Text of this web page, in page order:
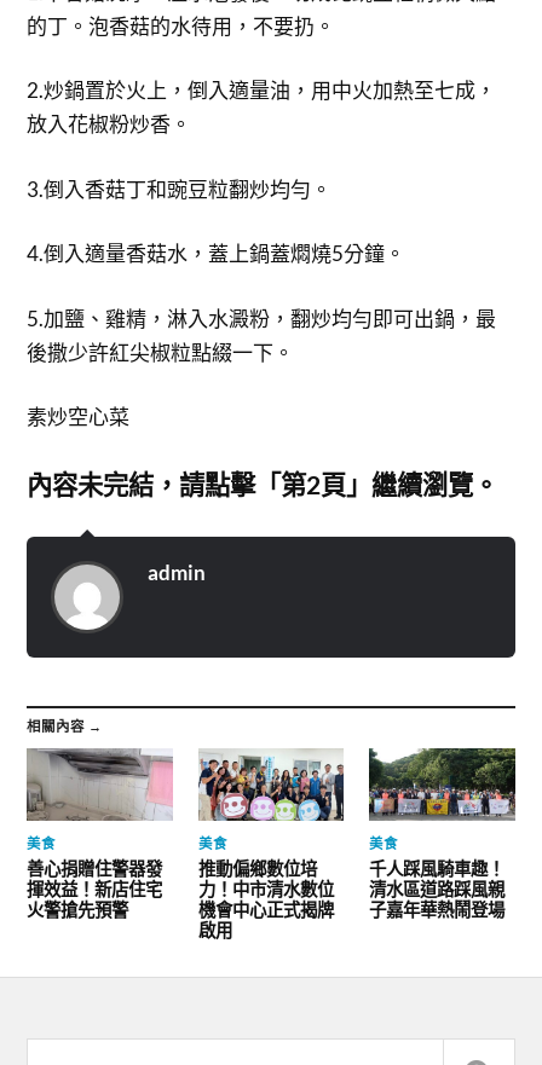
的丁。泡香菇的水待用，不要扔。
2.炒鍋置於火上，倒入適量油，用中火加熱至七成，
放入花椒粉炒香。
3.倒入香菇丁和豌豆粒翻炒均勻。
4.倒入適量香菇水，蓋上鍋蓋燜燒5分鐘。
5.加鹽、雞精，淋入水澱粉，翻炒均勻即可出鍋，最
後撒少許紅尖椒粒點綴一下。
素炒空心菜
內容未完結，請點擊「第2頁」繼續瀏覽。
admin
相關內容 →
美食
善心捐贈住警器發
揮效益！新店住宅
火警搶先預警
美食
推動偏鄉數位培
力！中市清水數位
機會中心正式揭牌
啟用
美食
千人踩風騎車趣！
清水區道路踩風親
子嘉年華熱鬧登場